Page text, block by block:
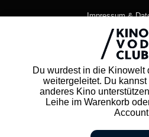
Du wurdest in die Kinowelt
weitergeleitet. Du
anderes Kino
Leihe im Warenkorb
Impressum &
AGB
Kontakt
FAQ
Partner